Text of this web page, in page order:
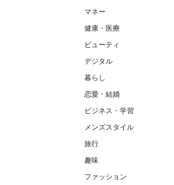
マネー
健康・医療
ビューティ
デジタル
暮らし
恋愛・結婚
ビジネス・学習
メンズスタイル
旅行
趣味
ファッション